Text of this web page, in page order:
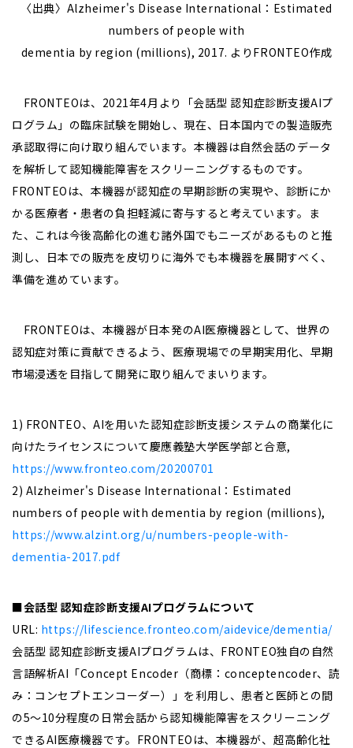
〈出典〉Alzheimer's Disease International：Estimated
numbers of people with
dementia by region (millions), 2017. よりFRONTEO作成
FRONTEOは、2021年4月より「会話型 認知症診断支援AIプ
ログラム」の臨床試験を開始し、現在、日本国内での製造販売
承認取得に向け取り組んでいます。本機器は自然会話のデータ
を解析して認知機能障害をスクリーニングするものです。
FRONTEOは、本機器が認知症の早期診断の実現や、診断にか
かる医療者・患者の負担軽減に寄与すると考えています。ま
た、これは今後高齢化の進む諸外国でもニーズがあるものと推
測し、日本での販売を皮切りに海外でも本機器を展開すべく、
準備を進めています。
FRONTEOは、本機器が日本発のAI医療機器として、世界の
認知症対策に貢献できるよう、医療現場での早期実用化、早期
市場浸透を目指して開発に取り組んでまいります。
1) FRONTEO、AIを用いた認知症診断支援システムの商業化に
向けたライセンスについて慶應義塾大学医学部と合意,
https://www.fronteo.com/20200701
2) Alzheimer's Disease International：Estimated
numbers of people with dementia by region (millions),
https://www.alzint.org/u/numbers-people-with-
dementia-2017.pdf
■会話型 認知症診断支援AIプログラムについて
URL: https://lifescience.fronteo.com/aidevice/dementia/
会話型 認知症診断支援AIプログラムは、FRONTEO独自の自然
言語解析AI「Concept Encoder（商標：conceptencoder、読
み：コンセプトエンコーダー）」を利用し、患者と医師との間
の5〜10分程度の日常会話から認知機能障害をスクリーニング
できるAI医療機器です。FRONTEOは、本機器が、超高齢化社